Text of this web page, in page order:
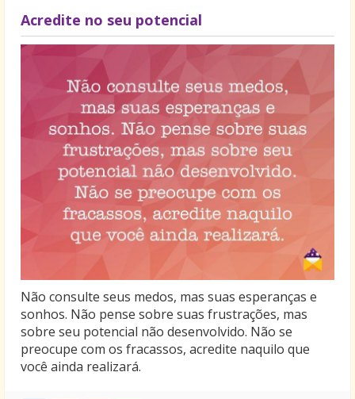
Acredite no seu potencial
Não consulte seus medos, mas suas esperanças e
sonhos. Não pense sobre suas frustrações, mas
sobre seu potencial não desenvolvido. Não se
preocupe com os fracassos, acredite naquilo que
você ainda realizará.